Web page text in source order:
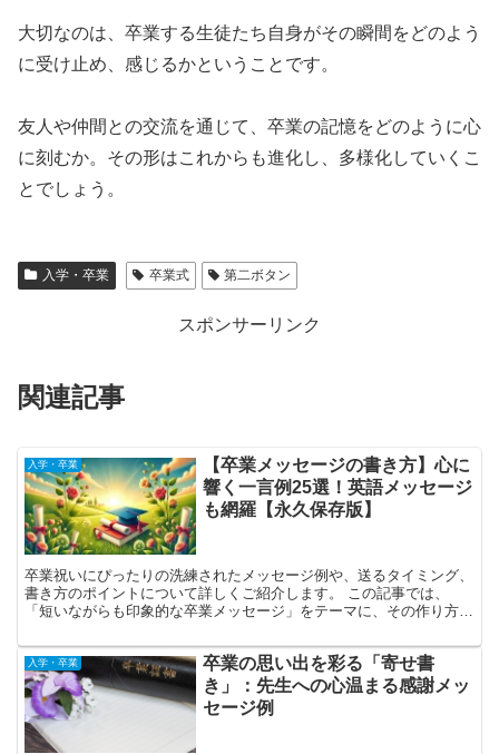
大切なのは、卒業する生徒たち自身がその瞬間をどのよう
に受け止め、感じるかということです。
友人や仲間との交流を通じて、卒業の記憶をどのように心
に刻むか。その形はこれからも進化し、多様化していくこ
とでしょう。
入学・卒業 卒業式 第二ボタン
スポンサーリンク
関連記事
入学・卒業
【卒業メッセージの書き方】心に
響く一言例25選！英語メッセージ
も網羅【永久保存版】
卒業祝いにぴったりの洗練されたメッセージ例や、送るタイミング、
書き方のポイントについて詳しくご紹介します。 この記事では、
「短いながらも印象的な卒業メッセージ」をテーマに、その作り方を
入学・卒業
卒業の思い出を彩る「寄せ書
き」：先生への心温まる感謝メッ
セージ例